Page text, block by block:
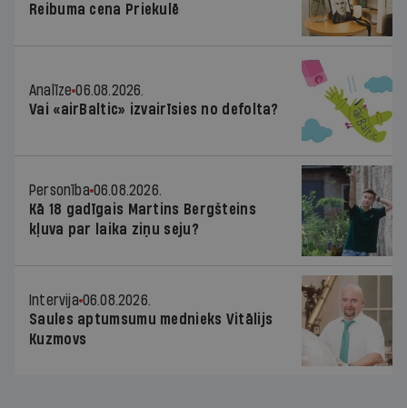
Reibuma cena Priekulē
Analīze 06.08.2026.
Vai «airBaltic» izvairīsies no defolta?
Personība 06.08.2026.
Kā 18 gadīgais Martins Bergšteins
kļuva par laika ziņu seju?
Intervija 06.08.2026.
Saules aptumsumu mednieks Vitālijs
Kuzmovs